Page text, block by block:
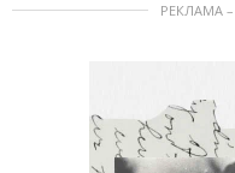
РЕКЛАМА